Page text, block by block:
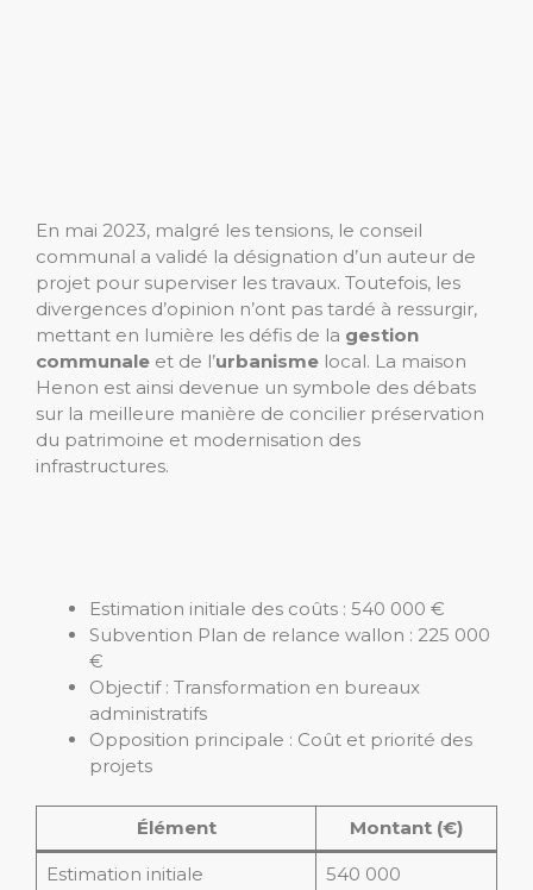
En mai 2023, malgré les tensions, le conseil
communal a validé la désignation d’un auteur de
projet pour superviser les travaux. Toutefois, les
divergences d’opinion n’ont pas tardé à ressurgir,
mettant en lumière les défis de la gestion
communale et de l’urbanisme local. La maison
Henon est ainsi devenue un symbole des débats
sur la meilleure manière de concilier préservation
du patrimoine et modernisation des
infrastructures.
Estimation initiale des coûts : 540 000 €
Subvention Plan de relance wallon : 225 000
€
Objectif : Transformation en bureaux
administratifs
Opposition principale : Coût et priorité des
projets
Élément Montant (€)
Estimation initiale 540 000